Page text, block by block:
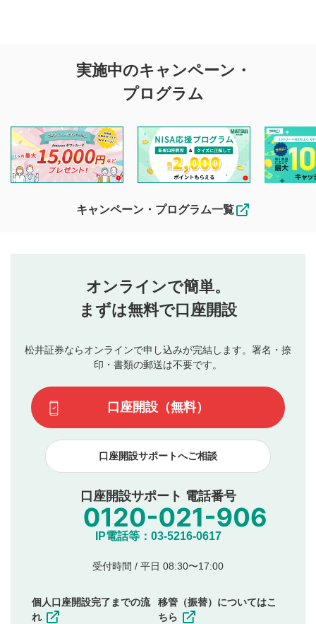
投稿するボタン
星で評価をすると投稿できます。（お名前とコメント
3
動画の評価
です）
投稿に関する注意
を目的として、各動画コンテンツに、評価およびコメントの
投稿ができます。利用者は以下の注意事項をご理解のうえ、
閲覧および投稿を行うものとしてください。
他の利用者が動画を視聴される際の参考になるコメントをお
待ちしております。
なお、投稿をもって、本注意事項に同意されたものとみなし
行ってください。
当社は、利用者同士、もしくは利用者と第三者間のトラ
ブルによって生じた損害に対して一切の責任を負いませ
評価およびコメントは当社にて審査のうえ、掲載となり
ます。掲載されるまでに日数がかかる場合や掲載されない
てはお答えできません。各動画コンテンツへの掲載をもっ
て結果のご連絡といたします。ご了承ください。
下記の項目に該当すると判断された投稿内容は、掲載を
見合わせる場合がございます。
本動画コンテンツとは無関係の内容の投稿
他者への誹謗中傷や差別的表現投稿
公序良俗に反する内容の投稿
氏名、住所、電話番号など個人を特定できる情報の
他のサイトへの誘導や営利目的、広告・宣伝を目
他者の権利（商標、著作権、その他の知的財産
その他当社が不適切と判断した投稿
実施中のキャンペーン・
プログラム
キャンペーン・プログラム一覧
オンラインで簡単。
まずは無料で口座開設
松井証券ならオンラインで申し込みが完結します。署名・捺
印・書類の郵送は不要です。
口座開設（無料）
口座開設サポートへご相談
口座開設サポート 電話番号
IP電話等：03-5216-0617
受付時間 / 平日 08:30〜17:00
個人口座開設完了までの流
れ
移管（振替）についてはこ
ちら